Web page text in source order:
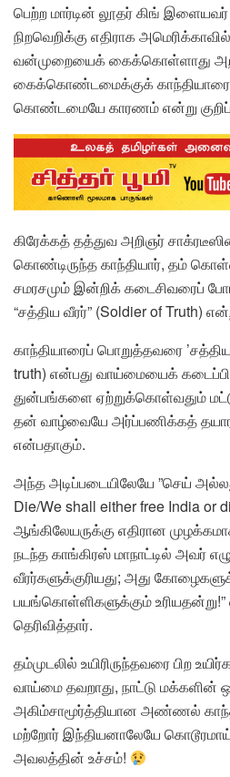
பெற்ற மார்டின் லூதர் கிங் இளையவர்
நிறவெறிக்கு எதிராக
வன்முறையைக் கைக்கொள்ளாது
கைக்கொண்டமைக்குக் காந்தியாரைத்
கொண்டமையே காரணம் என்று
கிரேக்கத் தத்துவ அறிஞர்
கொண்டிருந்த காந்தியார், தம்
சமரசமும் இன்றிக் கடைசிவரைப்
“சத்திய வீரர்” (Soldier of Truth)
காந்தியாரைப் பொறுத்தவரை
truth) என்பது வாய்மையைக்
துன்பங்களை ஏற்றுக்கொள்வதும்
தன் வாழ்வையே அர்ப்பணிக்கத்
என்பதாகும்.
அந்த அடிப்படையிலேயே ”செய்
Die/We shall either free India or
ஆங்கிலேயருக்கு எதிரான
நடந்த காங்கிரஸ் மாநாட்டில் அவர்
வீரர்களுக்குரியது; அது
பயங்கொள்ளிகளுக்கும் உரியதன்று!”
தெரிவித்தார்.
தம்முடலில் உயிரிருந்தவரை பிற
வாய்மை தவறாது, நாட்டு மக்களின்
அகிம்சாமூர்த்தியான அண்ணல்
மற்றோர் இந்தியனாலேயே
அவலத்தின் உச்சம்!